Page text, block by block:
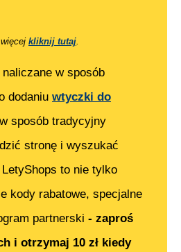
kliknij tutaj.
w sposób
dodaniu wtyczki do
sposób tradycyjny
stronę i wyszukać
to nie tylko
kody rabatowe, specjalne
partnerski - zaproś
i otrzymaj 10 zł kiedy